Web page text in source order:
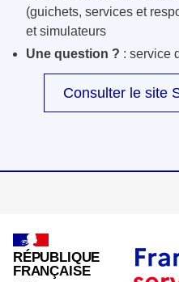
(guichets, services et
et simulateurs
Une question ? : service
Consulter le site
RÉPUBLIQUE
FRANÇAISE